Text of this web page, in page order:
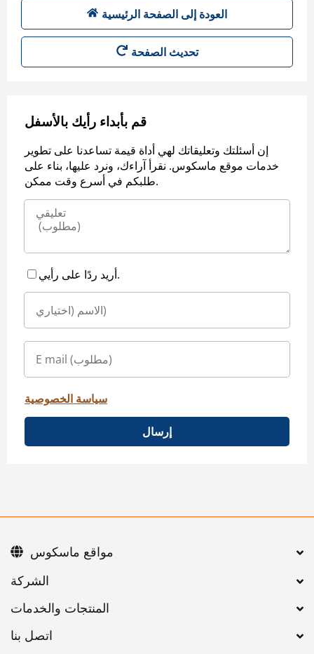
العودة إلى الصفحة الرئيسية
تحديث الصفحة
قم بأبداء رأيك بالأسفل
إن أسئلتك وتعليقاتك لهي أداة قيمة تساعدنا على تطوير
خدمات موقع ماسكوس. نقرأ آراءك، ونرد عليها، بناء على
طلبكم في أسرع وقت ممكن.
أريد ردًا على رأيي.
سياسة الخصوصية
إرسال
اتصل بنا
مواقع ماسكوس